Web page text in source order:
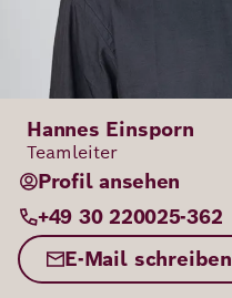
Hannes Einsporn
Teamleiter
Profil ansehen
+49 30 220025-362
E-Mail schreiben